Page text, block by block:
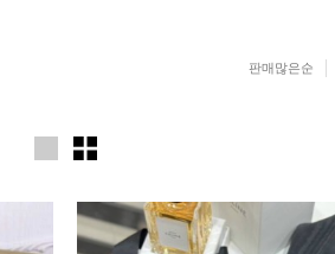
판매많은순